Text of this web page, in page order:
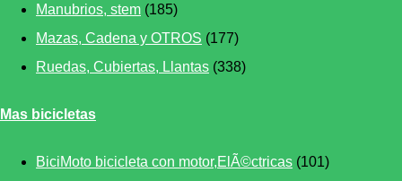
Manubrios, stem (185)
Mazas, Cadena y OTROS (177)
Ruedas, Cubiertas, Llantas (338)
Mas bicicletas
BiciMoto bicicleta con motor,ElÃ©ctricas (101)